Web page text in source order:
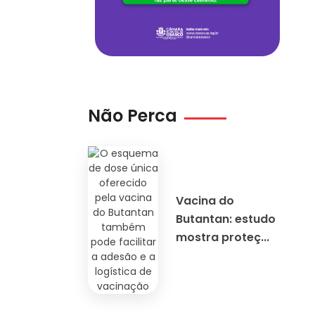
Não Perca
Vacina do
Butantan: estudo
mostra proteç...